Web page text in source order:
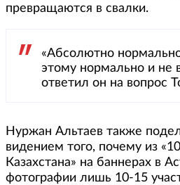
превращаются в свалки.
«Абсолютно
этому нормально и не
ответил он на вопрос
Нуржан Альтаев также
видением того, почему из
Казахстана» на баннерах в
фотографии лишь 10-15